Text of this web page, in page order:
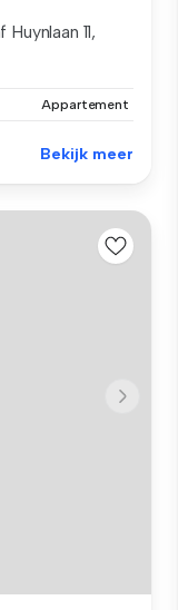
11,
Appartement
Bekijk meer